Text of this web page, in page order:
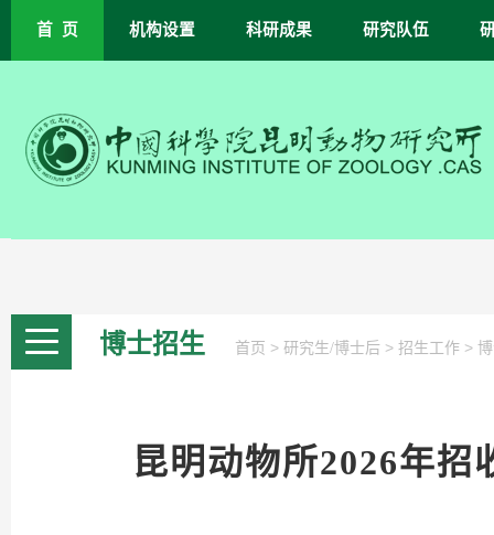
首 页 机构设置 科研成果 研究队伍
博士招生 首页 > 研究生/博士后 > 招生工作 >
昆明动物所2026年